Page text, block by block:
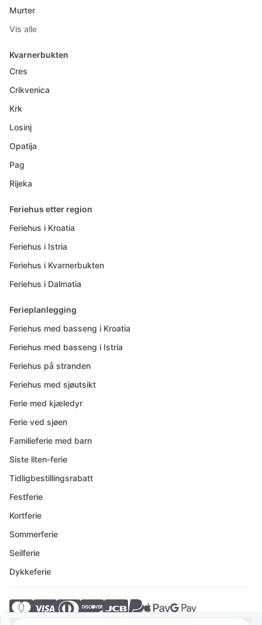
Murter
Vis alle
Kvarnerbukten
Cres
Crikvenica
Krk
Losinj
Opatija
Pag
Rijeka
Feriehus etter region
Feriehus i Kroatia
Feriehus i Istria
Feriehus i Kvarnerbukten
Feriehus i Dalmatia
Ferieplanlegging
Feriehus med basseng i Kroatia
Feriehus med basseng i Istria
Feriehus på stranden
Feriehus med sjøutsikt
Ferie med kjæledyr
Ferie ved sjøen
Familieferie med barn
Siste liten-ferie
Tidligbestillingsrabatt
Festferie
Kortferie
Sommerferie
Seilferie
Dykkeferie